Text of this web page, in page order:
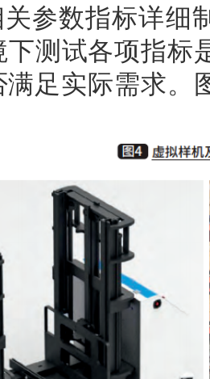
参数指标详细
测试各项指标
满足实际需求